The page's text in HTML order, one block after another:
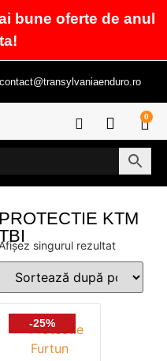
bune oferte de anul
contact@transylvaniaenduro.ro
0
PROTECTIE KTM
Afișez singurul rezultat
-25%